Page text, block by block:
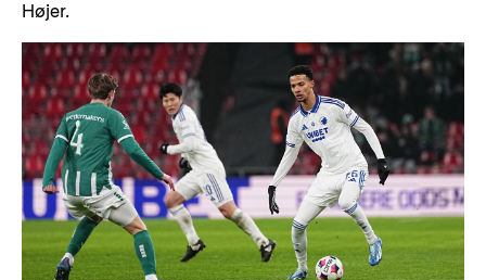
Højer.